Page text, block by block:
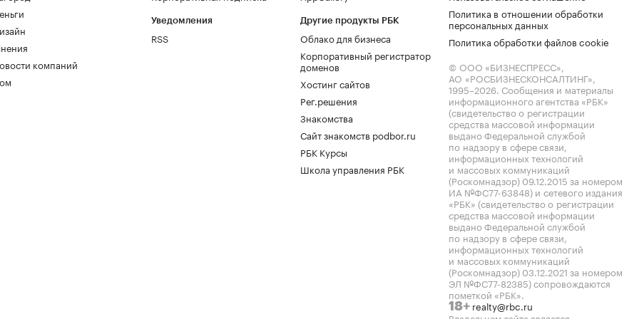
компаний
Уведомления
RSS
Другие продукты РБК
Облако для бизнеса
Корпоративный регистратор
доменов
Хостинг сайтов
Рег.решения
Знакомства
Сайт знакомств podbor.ru
РБК Курсы
Школа управления РБК
Политика в отношении обработки
персональных данных
Политика обработки файлов cookie
© ООО «БИЗНЕСПРЕСС»,
АО «РОСБИЗНЕСКОНСАЛТИНГ»,
1995–2026. Сообщения и материалы
информационного агентства «РБК»
(свидетельство о регистрации
средства массовой информации
выдано Федеральной службой
по надзору в сфере связи,
информационных технологий
и массовых коммуникаций
(Роскомнадзор) 09.12.2015 за номером
ИА №ФС77-63848) и сетевого издания
«РБК» (свидетельство о регистрации
средства массовой информации
выдано Федеральной службой
по надзору в сфере связи,
информационных технологий
и массовых коммуникаций
(Роскомнадзор) 03.12.2021 за номером
ЭЛ №ФС77-82385) сопровождаются
пометкой «РБК».
18+ realty@rbc.ru